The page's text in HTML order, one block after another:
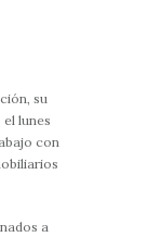
su
lunes
con
a